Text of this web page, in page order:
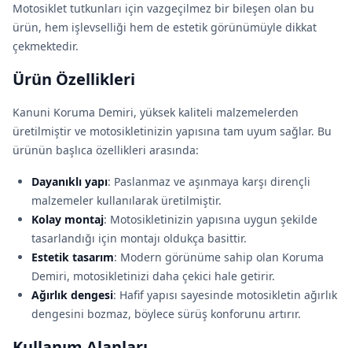
Motosiklet tutkunları için vazgeçilmez bir bileşen olan bu
ürün, hem işlevselliği hem de estetik görünümüyle dikkat
çekmektedir.
Ürün Özellikleri
Kanuni Koruma Demiri, yüksek kaliteli malzemelerden
üretilmiştir ve motosikletinizin yapısına tam uyum sağlar. Bu
ürünün başlıca özellikleri arasında:
Dayanıklı yapı: Paslanmaz ve aşınmaya karşı dirençli
malzemeler kullanılarak üretilmiştir.
Kolay montaj: Motosikletinizin yapısına uygun şekilde
tasarlandığı için montajı oldukça basittir.
Estetik tasarım: Modern görünüme sahip olan Koruma
Demiri, motosikletinizi daha çekici hale getirir.
Ağırlık dengesi: Hafif yapısı sayesinde motosikletin ağırlık
dengesini bozmaz, böylece sürüş konforunu artırır.